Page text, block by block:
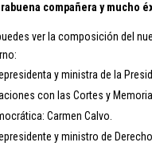
compañera y mucho
ver la composición del
y ministra de la
con las Cortes y Memoria
Carmen Calvo.
y ministro de